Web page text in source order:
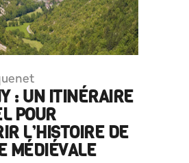
: UN ITINÉRAIRE
POUR
L’HISTOIRE DE
MÉDIÉVALE